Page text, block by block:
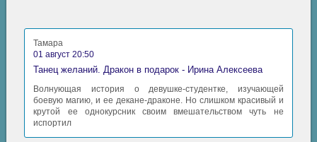
Тамара
01 август 20:50
Танец желаний. Дракон в подарок - Ирина Алексеева
Волнующая история о девушке-студентке, изучающей
боевую магию, и ее декане-драконе. Но слишком красивый и
крутой ее однокурсник своим вмешательством чуть не
испортил